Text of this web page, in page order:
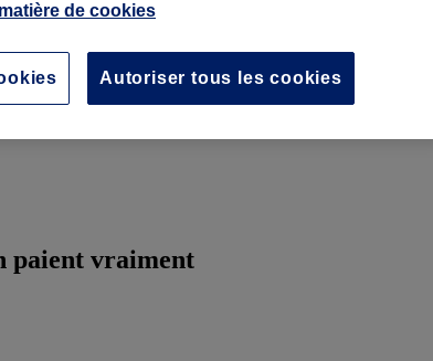
paient vraiment
de cookies
Autoriser tous les cookies